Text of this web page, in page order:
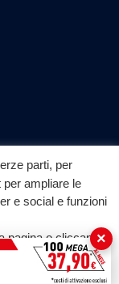
parti, per
ampliare le
e social e funzioni
pagina o cliccando
dei cookie.
×